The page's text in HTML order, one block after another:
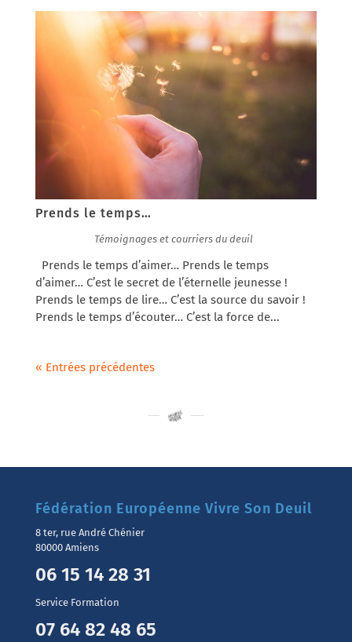
Prends le temps…
Témoignages et courriers du deuil
Prends le temps d’aimer… Prends le temps
d’aimer… C’est le secret de l’éternelle jeunesse !
Prends le temps de lire… C’est la source du savoir !
Prends le temps d’écouter… C’est la force de...
« Entrées précédentes
Fédération Européenne Vivre Son Deuil
8 ter, rue André Chénier
80000 Amiens
06 15 14 28 31
Service Formation
07 64 82 48 65